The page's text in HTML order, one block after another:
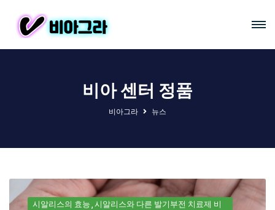
비아 센터 정품
비아그라 뉴스
시알리스의 효능 시알리스와 다른 발기부전 치료제 비